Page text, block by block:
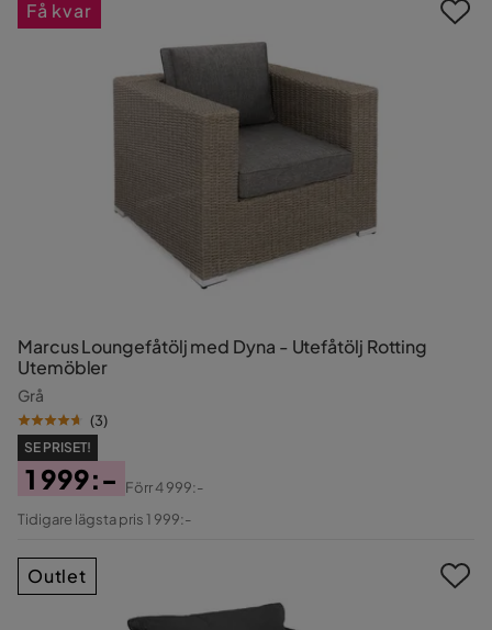
Marcus Loungefåtölj med Dyna - Utefåtölj Rotting
Utemöbler
Grå
(3)
SE PRISET!
Pris
1 999:-
Original
Förr4 999:-
Tidigare lägsta pris 1 999:-
Få kvar
Outlet